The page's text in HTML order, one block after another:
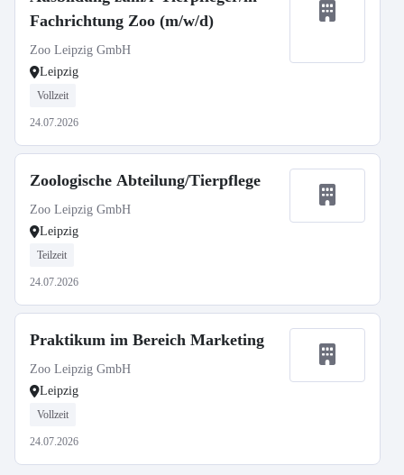
Fachrichtung Zoo (m/w/d)
Zoo Leipzig GmbH
Leipzig
Vollzeit
24.07.2026
Zoologische Abteilung/Tierpflege
Zoo Leipzig GmbH
Leipzig
Teilzeit
24.07.2026
Praktikum im Bereich Marketing
Zoo Leipzig GmbH
Leipzig
Vollzeit
24.07.2026